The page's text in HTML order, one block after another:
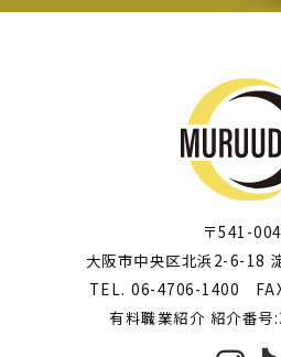
〒541-
大阪市中央区北浜2-6-18
TEL. 06-4706-1400
有料職業紹介 紹介番